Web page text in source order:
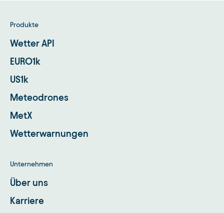
Produkte
Wetter API
EURO1k
US1k
Meteodrones
MetX
Wetterwarnungen
Unternehmen
Über uns
Karriere